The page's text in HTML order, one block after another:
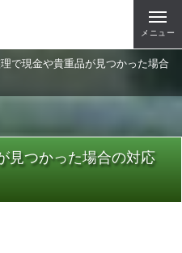
メニュー
で現金や貴重品が見つかった場合
見つかった場合の対応